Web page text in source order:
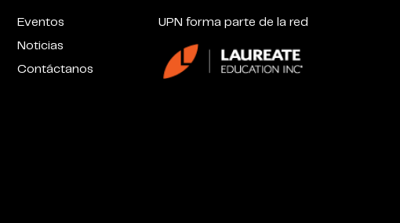
Eventos
Noticias
Contáctanos
UPN forma parte de la red